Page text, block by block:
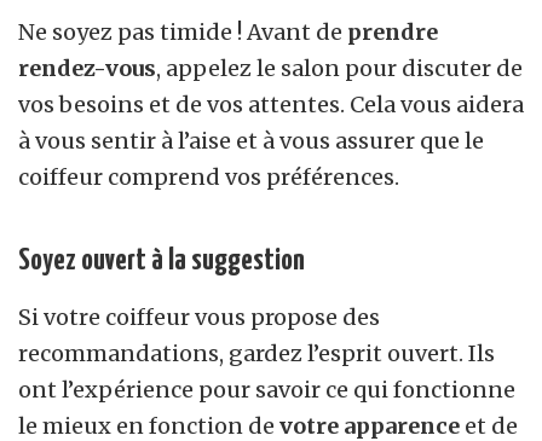
Ne soyez pas timide ! Avant de prendre
rendez-vous, appelez le salon pour discuter de
vos besoins et de vos attentes. Cela vous aidera
à vous sentir à l’aise et à vous assurer que le
coiffeur comprend vos préférences.
Soyez ouvert à la suggestion
Si votre coiffeur vous propose des
recommandations, gardez l’esprit ouvert. Ils
ont l’expérience pour savoir ce qui fonctionne
le mieux en fonction de votre apparence et de